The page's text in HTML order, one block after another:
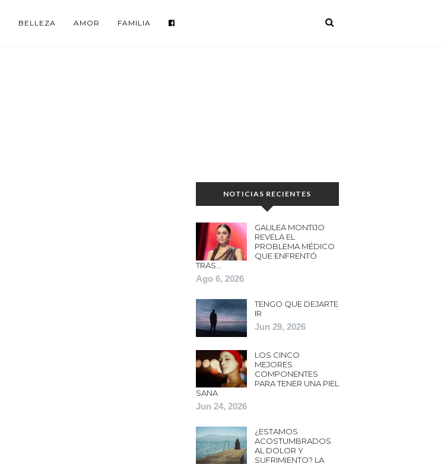
BELLEZA AMOR FAMILIA
NOTICIAS RECIENTES
GALILEA MONTIJO
REVELA EL
PROBLEMA MÉDICO
QUE ENFRENTÓ
TRAS…
Ago 6, 2026
TENGO QUE DEJARTE
IR
Jun 29, 2026
LOS CINCO
MEJORES
COMPONENTES
PARA TENER UNA PIEL
SANA
Jun 24, 2026
¿ESTAMOS
ACOSTUMBRADOS
AL DOLOR Y
SUFRIMIENTO? LA